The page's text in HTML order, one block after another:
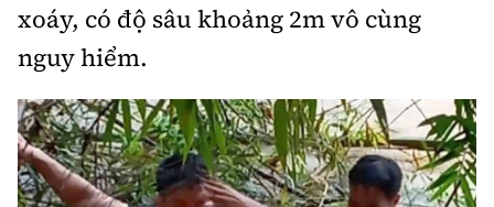
Ẩm thực
Camera giao thông
Câu chuyện giao thông
Giải trí - Thể thao
Cơ quan chủ quản: Bộ Xây dựng
Giấy phép số: 03/GP-BVHTTDL, cấp ngày 1/4/2025.
Tòa soạn: Số 2 Nguyễn Công Hoan, phường Giảng Võ,
Hà Nội.
xoáy, có độ sâu khoảng 2m vô cùng
nguy hiểm.